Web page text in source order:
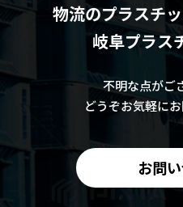
物流のプラスチ
岐阜プラス
不明な点がご
どうぞお気軽に
お問